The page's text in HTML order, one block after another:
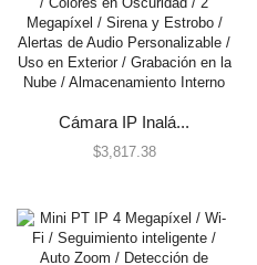
Todos
Centrales de Monitoreo
Centrales de Monitoreo de Alarmas
Comunicadores
Cercas Eléctricas
Energizadores
Postes
Cámara IP Inalá...
$3,817.38